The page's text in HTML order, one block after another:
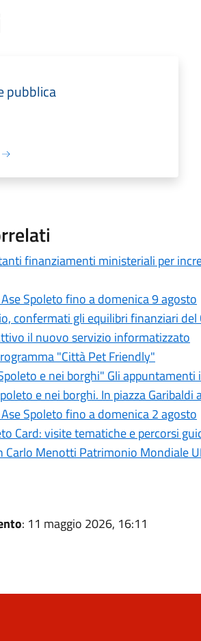
pubblica
finanziamenti ministeriali per
Spoleto fino a domenica 9 agosto
confermati gli equilibri finanziari del
il nuovo servizio informatizzato
"Città Pet Friendly"
e nei borghi" Gli
e nei borghi. In piazza Garibaldi
Spoleto fino a domenica 2 agosto
Card: visite tematiche e percorsi
Carlo Menotti Patrimonio Mondiale
: 11 maggio 2026, 16:11